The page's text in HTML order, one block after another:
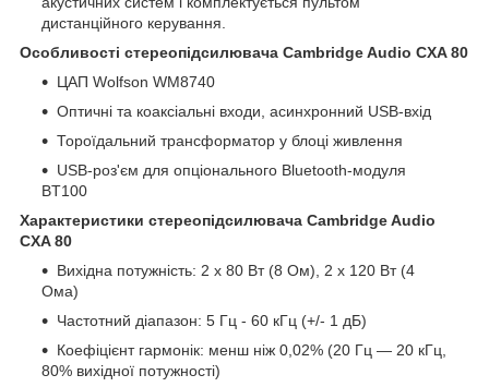
дистанційного керування.
Особливості стереопідсилювача Cambridge Audio CXA 80
ЦАП Wolfson WM8740
Оптичні та коаксіальні входи, асинхронний USB-вхід
Тороїдальний трансформатор у блоці живлення
USB-роз'єм для опціонального Bluetooth-модуля
BT100
Характеристики стереопідсилювача Cambridge Audio
CXA 80
Вихідна потужність: 2 х 80 Вт (8 Ом), 2 х 120 Вт (4
Ома)
Частотний діапазон: 5 Гц - 60 кГц (+/- 1 дБ)
Коефіцієнт гармонік: менш ніж 0,02% (20 Гц — 20 кГц,
80% вихідної потужності)